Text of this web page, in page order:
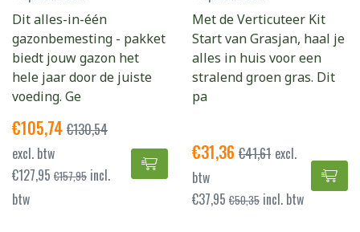
Dit alles-in-één
gazonbemesting - pakket
biedt jouw gazon het
hele jaar door de juiste
voeding. Ge
€105,74 €130,54
excl. btw
€127,95 €157,95 incl.
btw
Alles-in-1 Gazonbemesting
Met de Verticuteer Kit
Start van Grasjan, haal je
alles in huis voor een
stralend groen gras. Dit
pa
€31,36 €41,61 excl.
btw
€37,95 €50,35 incl. btw